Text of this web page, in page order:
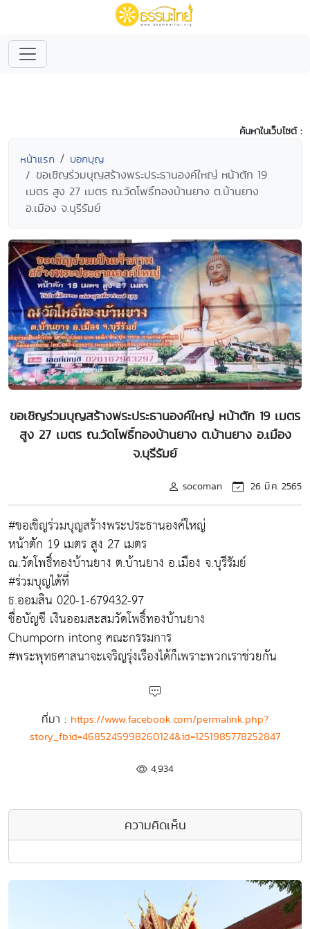
ค้นหาในเว็บไซต์ :
หน้าแรก บอกบุญ
ขอเชิญร่วมบุญสร้างพระประธานองค์ใหญ่ หน้าตัก 19
เมตร สูง 27 เมตร ณ.วัดโพธิ์ทองบ้านยาง ต.บ้านยาง
อ.เมือง จ.บุรีรัมย์
ขอเชิญร่วมบุญสร้างพระประธานองค์ใหญ่ หน้าตัก 19 เมตร
สูง 27 เมตร ณ.วัดโพธิ์ทองบ้านยาง ต.บ้านยาง อ.เมือง
จ.บุรีรัมย์
socoman 26 มี.ค. 2565
#ขอเชิญร่วมบุญสร้างพระประธานองค์ใหญ่
หน้าตัก 19 เมตร สูง 27 เมตร
ณ.วัดโพธิ์ทองบ้านยาง ต.บ้านยาง อ.เมือง จ.บุรีรัมย์
#ร่วมบุญได้ที่
ธ.ออมสิน 020-1-679432-97
ชื่อบัญชี เงินออมสะสมวัดโพธิ์ทองบ้านยาง
Chumporn intong คณะกรรมการ
#พระพุทธศาสนาจะเจริญรุ่งเรืองได้ก็เพราะพวกเราช่วยกัน
ที่มา : https://www.facebook.com/permalink.php?
story_fbid=4685245998260124&id=1251985778252847
4,934
ความคิดเห็น